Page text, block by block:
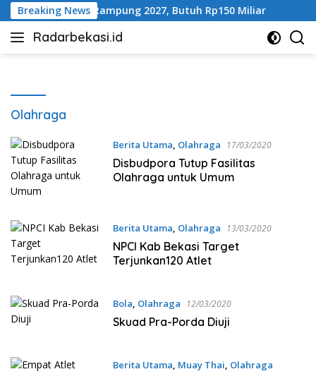
Langsung
ke
konten
Breaking News
Ditarget Rampung 2027, Butuh Rp150 Miliar
Radarbekasi.id
Berita
Olahraga
Berita Utama, Olahraga 17/03/2020
Disbudpora Tutup Fasilitas
Olahraga untuk Umum
Berita Utama, Olahraga 13/03/2020
NPCI Kab Bekasi Target
Terjunkan120 Atlet
Bola, Olahraga 12/03/2020
Skuad Pra-Porda Diuji
Berita Utama, Muay Thai, Olahraga